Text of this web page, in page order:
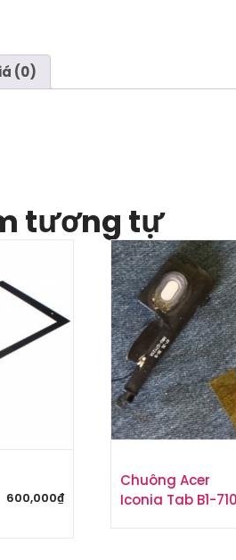
(0)
tương tự
600,000₫
Chuông Acer
Iconia Tab B1-710